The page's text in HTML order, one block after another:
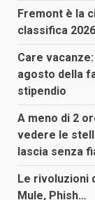
Fremont è la
classifica 2026
Care
agosto della
stipendio
A meno di 2
vedere le
lascia senza
Le rivoluzioni
Mule, Phish…